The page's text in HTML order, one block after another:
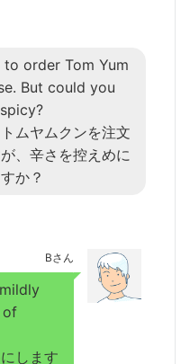
to order Tom Yum
But could you
ムヤムクンを注文
、辛さを控えめに
か？
Bさん
of
します